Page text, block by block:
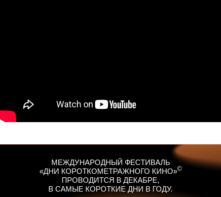
МЕЖДУНАРОДНЫЙ ФЕСТИВАЛЬ
«ДНИ КОРОТКОМЕТРАЖНОГО КИНО»©
ПРОВОДИТСЯ В ДЕКАБРЕ,
В САМЫЕ КОРОТКИЕ ДНИ В ГОДУ.